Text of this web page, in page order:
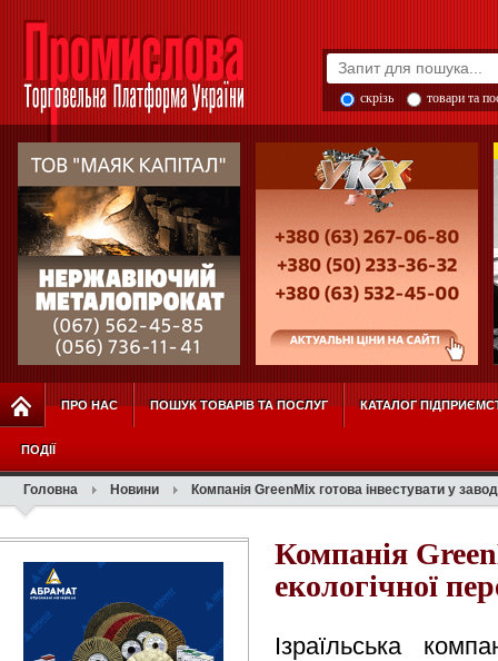
скрізь товари та
ПРО НАС ПОШУК ТОВАРІВ ТА ПОСЛУГ КАТАЛОГ
ПОДІЇ
Головна Новини Компанія GreenMix готова інвестувати у
Компанія
екологічної
Ізраїльська